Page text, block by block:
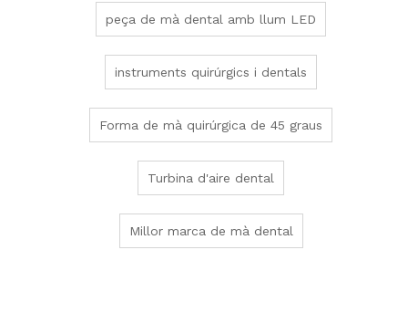
peça de mà dental amb llum LED
instruments quirúrgics i dentals
Forma de mà quirúrgica de 45 graus
Turbina d'aire dental
Millor marca de mà dental